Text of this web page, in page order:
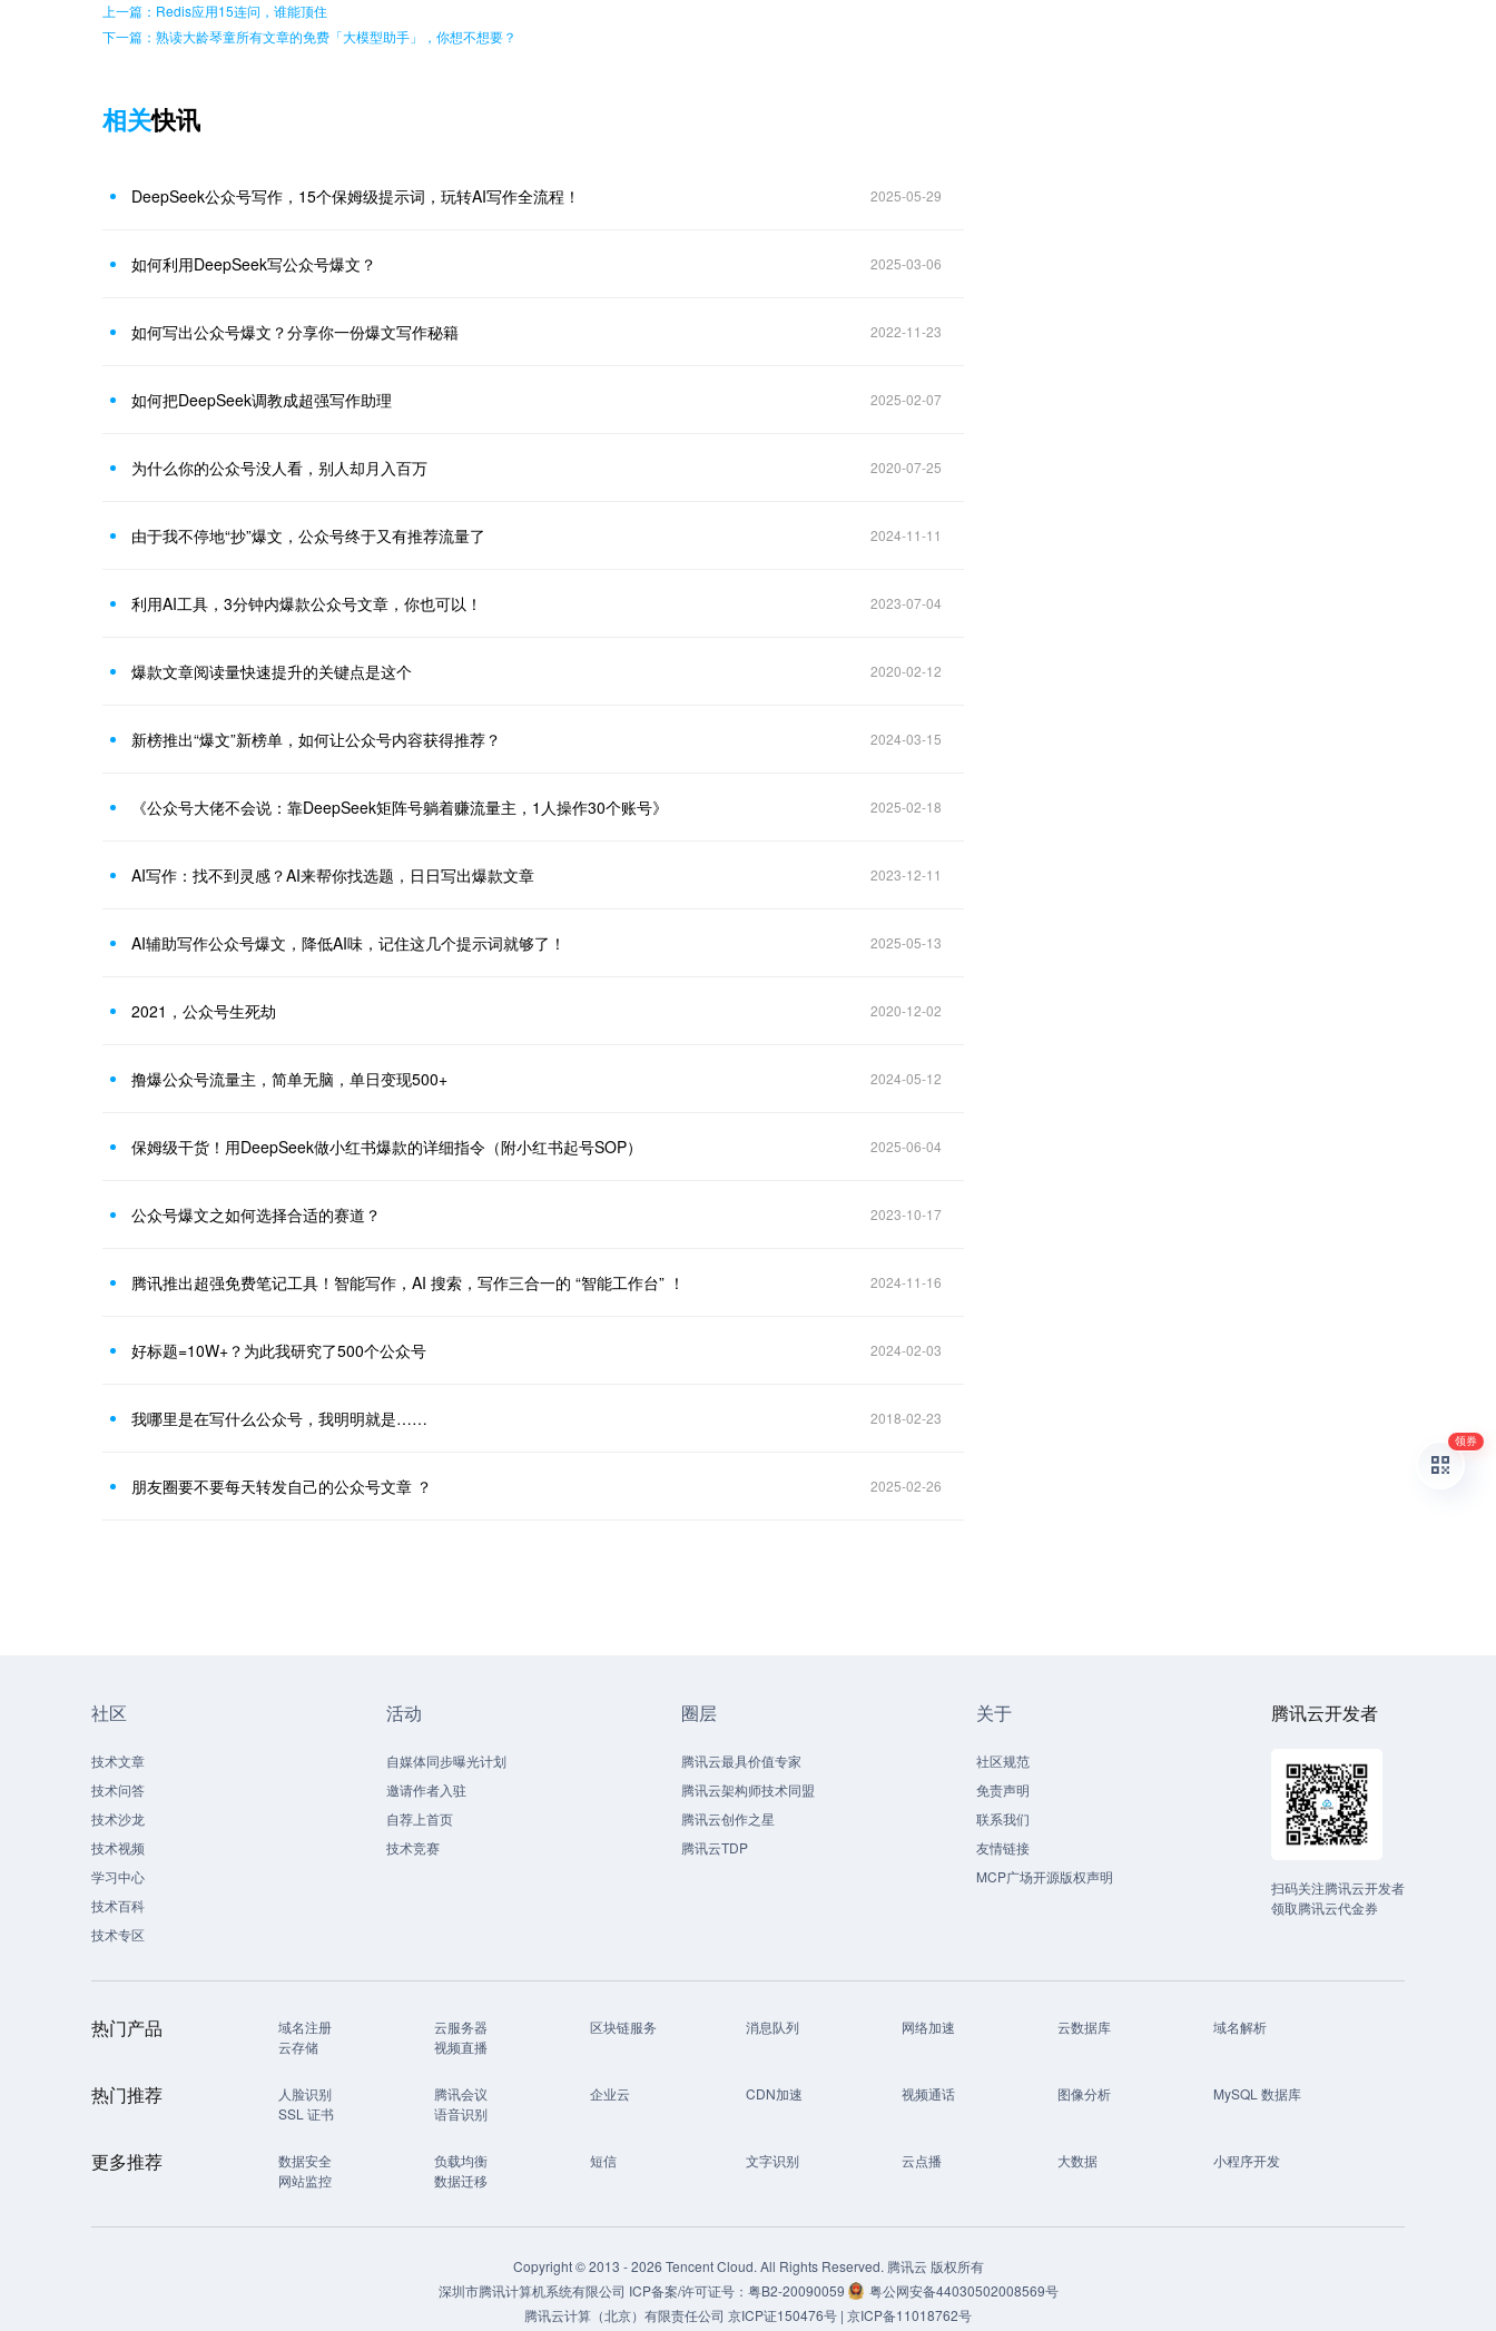
上一篇：Redis应用15连问，谁能顶住
下一篇：熟读大龄琴童所有文章的免费「大模型助手」，你想不想要？
相关快讯
DeepSeek公众号写作，15个保姆级提示词，玩转AI写作全流程！ 2025-05-29
如何利用DeepSeek写公众号爆文？ 2025-03-06
如何写出公众号爆文？分享你一份爆文写作秘籍 2022-11-23
如何把DeepSeek调教成超强写作助理 2025-02-07
为什么你的公众号没人看，别人却月入百万 2020-07-25
由于我不停地“抄”爆文，公众号终于又有推荐流量了 2024-11-11
利用AI工具，3分钟内爆款公众号文章，你也可以！ 2023-07-04
爆款文章阅读量快速提升的关键点是这个 2020-02-12
新榜推出“爆文”新榜单，如何让公众号内容获得推荐？ 2024-03-15
《公众号大佬不会说：靠DeepSeek矩阵号躺着赚流量主，1人操作30个账号》 2025-02-18
AI写作：找不到灵感？AI来帮你找选题，日日写出爆款文章 2023-12-11
AI辅助写作公众号爆文，降低AI味，记住这几个提示词就够了！ 2025-05-13
2021，公众号生死劫 2020-12-02
撸爆公众号流量主，简单无脑，单日变现500+ 2024-05-12
保姆级干货！用DeepSeek做小红书爆款的详细指令（附小红书起号SOP） 2025-06-04
公众号爆文之如何选择合适的赛道？ 2023-10-17
腾讯推出超强免费笔记工具！智能写作，AI 搜索，写作三合一的 “智能工作台” ！ 2024-11-16
好标题=10W+？为此我研究了500个公众号 2024-02-03
我哪里是在写什么公众号，我明明就是…… 2018-02-23
朋友圈要不要每天转发自己的公众号文章 ？ 2025-02-26
社区
技术文章
技术问答
技术沙龙
技术视频
学习中心
技术百科
技术专区
活动
自媒体同步曝光计划
邀请作者入驻
自荐上首页
技术竞赛
圈层
腾讯云最具价值专家
腾讯云架构师技术同盟
腾讯云创作之星
腾讯云TDP
关于
社区规范
免责声明
联系我们
友情链接
MCP广场开源版权声明
腾讯云开发者
扫码关注腾讯云开发者
领取腾讯云代金券
热门产品 域名注册 云服务器 区块链服务 消息队列 网络加速 云数据库
域名解析
云存储
视频直播
热门推荐 人脸识别 腾讯会议 企业云 CDN加速 视频通话 图像分析
MySQL 数据库
SSL 证书
语音识别
更多推荐 数据安全 负载均衡 短信 文字识别 云点播 大数据
小程序开发
网站监控
数据迁移
Copyright © 2013 -2026 Tencent Cloud. All Rights Reserved. 腾讯云 版权所有
深圳市腾讯计算机系统有限公司 ICP备案/许可证号： 粤B2-20090059
粤公网安备44030502008569号
腾讯云计算（北京）有限责任公司 京ICP证150476号 | 京ICP备11018762号
领券